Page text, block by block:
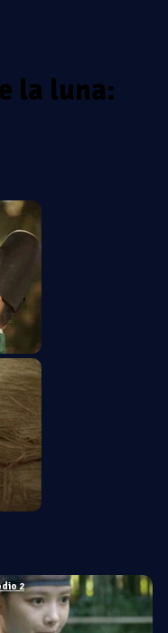
la luna:
2